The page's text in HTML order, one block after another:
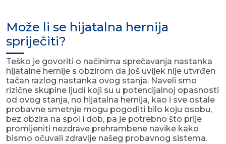
Može li se hijatalna hernija
spriječiti?
Teško je govoriti o načinima sprečavanja nastanka
hijatalne hernije s obzirom da još uvijek nije utvrđen
tačan razlog nastanka ovog stanja. Naveli smo
rizične skupine ljudi koji su u potencijalnoj opasnosti
od ovog stanja, no hijatalna hernija, kao i sve ostale
probavne smetnje mogu pogoditi bilo koju osobu,
bez obzira na spol i dob, pa je potrebno što prije
promijeniti nezdrave prehrambene navike kako
bismo očuvali zdravlje našeg probavnog sistema.